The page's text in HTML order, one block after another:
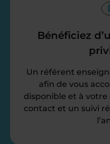
Bénéficiez
Un référent
afin de vous
disponible et à
contact et un suivi